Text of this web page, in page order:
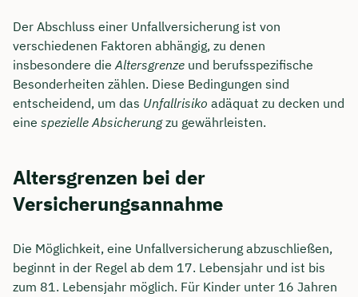
Der Abschluss einer Unfallversicherung ist von
verschiedenen Faktoren abhängig, zu denen
insbesondere dieAltersgrenze und berufsspezifische
Besonderheiten zählen. Diese Bedingungen sind
entscheidend, um das Unfallrisiko adäquat zu decken und
eine spezielle Absicherungzu gewährleisten.
Altersgrenzen bei der
Versicherungsannahme
Die Möglichkeit, eine Unfallversicherung abzuschließen,
beginnt in der Regel ab dem 17. Lebensjahr und ist bis
zum 81. Lebensjahr möglich. Für Kinder unter 16 Jahren
Dauer: ca. 30 Minuten
Kostenfrei & unverbindlich
🗓️ Wählen Sie jetzt Ihren Wunschtermin:
Meeting buchen